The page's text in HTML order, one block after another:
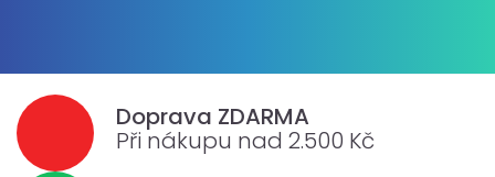
Doprava ZDARMA
Při nákupu nad 2.500 Kč